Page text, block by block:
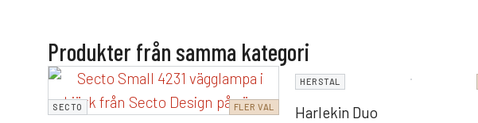
Produkter från samma kategori
SECTO FLER VAL
HERSTAL
Harlekin Duo